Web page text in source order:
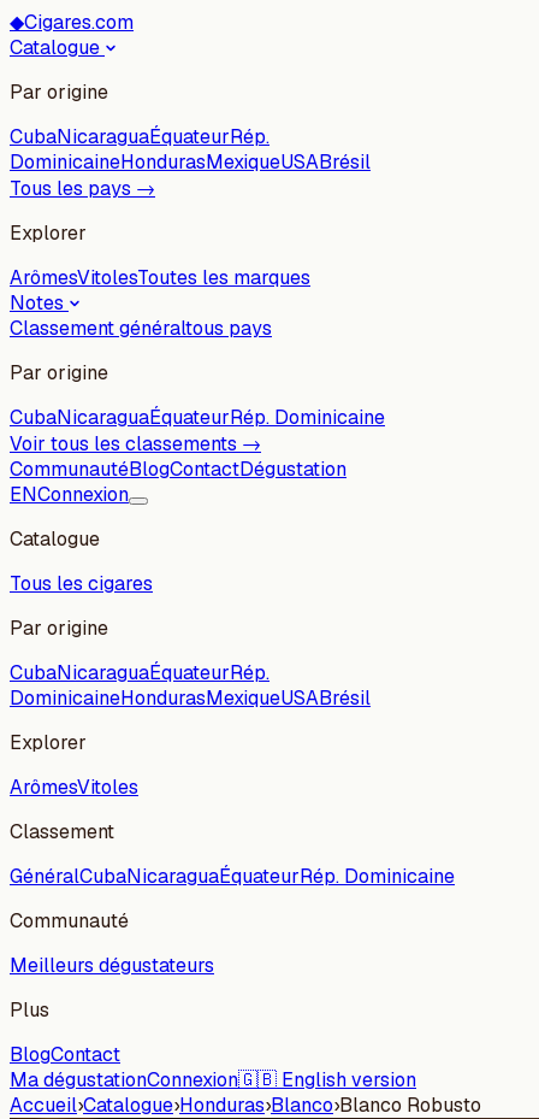
◆Cigares.com
Catalogue
Par origine
CubaNicaraguaÉquateurRép.
DominicaineHondurasMexiqueUSABrésil
Tous les pays →
Explorer
ArômesVitolesToutes les marques
Notes
Classement généraltous pays
Par origine
CubaNicaraguaÉquateurRép. Dominicaine
Voir tous les classements →
CommunautéBlogContactDégustation
ENConnexion
Catalogue
Tous les cigares
Par origine
CubaNicaraguaÉquateurRép.
DominicaineHondurasMexiqueUSABrésil
Explorer
ArômesVitoles
Classement
GénéralCubaNicaraguaÉquateurRép. Dominicaine
Communauté
Meilleurs dégustateurs
Plus
BlogContact
Ma dégustationConnexion🇬🇧 English version
Accueil›Catalogue›Honduras›Blanco›Blanco Robusto